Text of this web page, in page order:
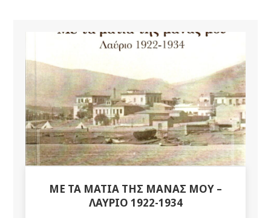
ΜΕ ΤΑ ΜΆΤΙΑ ΤΗΣ ΜΆΝΑΣ ΜΟΥ –
ΛΑΎΡΙΟ 1922-1934